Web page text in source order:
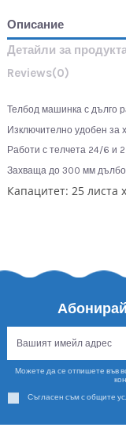
Описание
Детайли за
Reviews(0)
Телбод машинка с дълго
Изключително удобен за
Работи с телчета 24/6 и
Захваща до 300 мм
Капацитет: 25 листа
Можете да се отпишете във
Съгласен съм с общите